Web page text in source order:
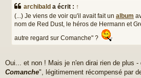
s
archibald a écrit : ↑
(...) Je viens de voir qu'il avait fait un album
nom de Red Dust, le héros de Hermann et
autre regard sur Comanche" ?
Oui... et non ! Mais je n'en dirai rien de plus -
Comanche", légitimement récompensé par